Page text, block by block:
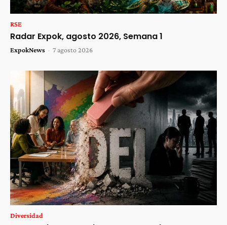
RSE
Radar Expok, agosto 2026, Semana 1
ExpokNews - 7 agosto 2026
Diversidad